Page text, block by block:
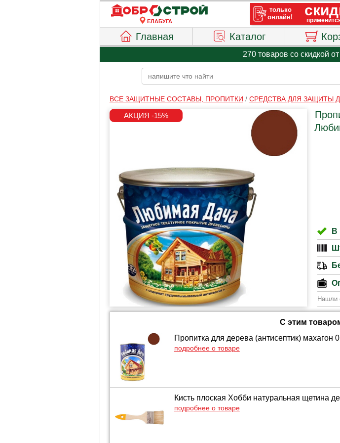
ЕЛАБУГА
Главная Каталог
270 товаров со скидкой
ВСЕ ЗАЩИТНЫЕ СОСТАВЫ, ПРОПИТКИ / СРЕДСТВА ДЛЯ ЗАЩИТЫ
В
Нашли
С этим
Пропитка для дерева (антисептик)
подробнее о товаре
Кисть плоская Хобби натуральная щетина
подробнее о товаре